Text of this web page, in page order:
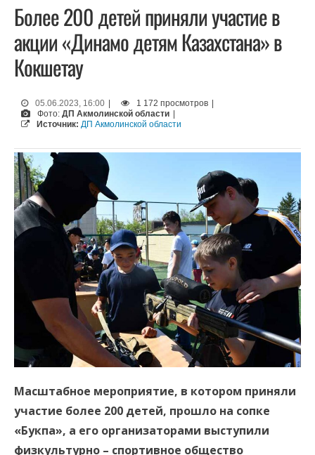
Более 200 детей приняли участие в
акции «Динамо детям Казахстана» в
Кокшетау
05.06.2023, 16:00 1 172 просмотров
Фото: ДП Акмолинской области
Источник: ДП Акмолинской области
Масштабное мероприятие, в котором приняли
участие более 200 детей, прошло на сопке
«Букпа», а его организаторами выступили
физкультурно – спортивное общество